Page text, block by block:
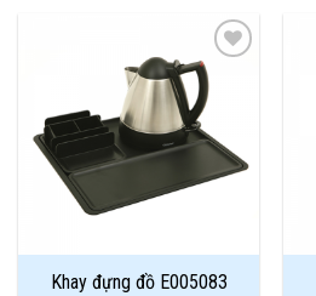
Wishlist
Khay đựng đồ E005083